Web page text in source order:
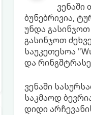
ვენაში
ბუნებრივია,
უნდა
გასინჯოთ
საუკეთესოა
და
ვენაში
საკმაოდ
დიდი